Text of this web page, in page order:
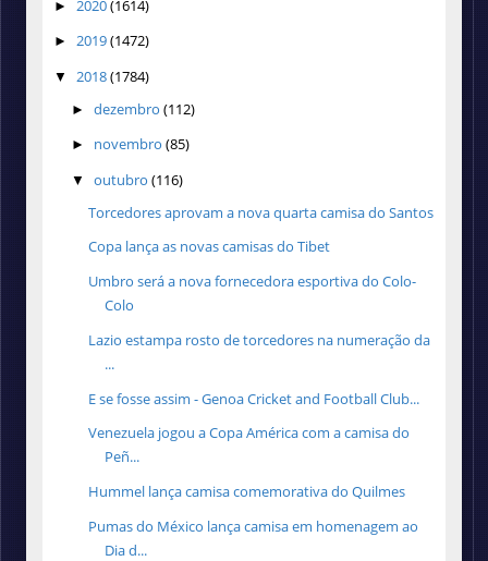
► 2020(1614)
► 2019(1472)
▼ 2018(1784)
► dezembro (112)
► novembro (85)
▼ outubro (116)
Torcedores aprovam a nova quarta camisa do Santos
Copa lança as novas camisas do Tibet
Umbro será a nova fornecedora esportiva do Colo-
Colo
Lazio estampa rosto de torcedores na numeração da
...
E se fosse assim - Genoa Cricket and Football Club...
Venezuela jogou a Copa América com a camisa do
Peñ...
Hummel lança camisa comemorativa do Quilmes
Pumas do México lança camisa em homenagem ao
Dia d...